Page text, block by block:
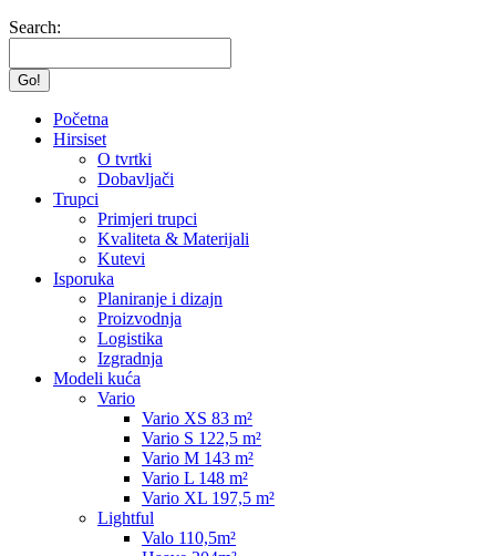
Search:
Početna
Hirsiset
O tvrtki
Dobavljači
Trupci
Primjeri trupci
Kvaliteta & Materijali
Kutevi
Isporuka
Planiranje i dizajn
Proizvodnja
Logistika
Izgradnja
Modeli kuća
Vario
Vario XS 83 m²
Vario S 122,5 m²
Vario M 143 m²
Vario L 148 m²
Vario XL 197,5 m²
Lightful
Valo 110,5m²